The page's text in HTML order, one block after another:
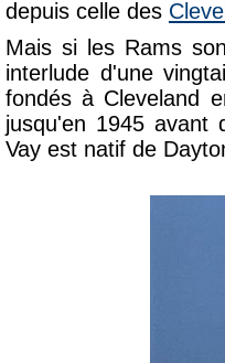
depuis celle des
Mais si les Rams
interlude d'une
fondés à Cleveland
jusqu'en 1945 avant
Vay est natif de